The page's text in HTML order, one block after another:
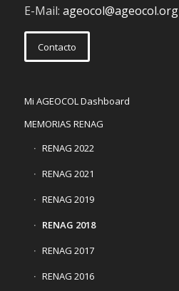
E-Mail: ageocol@ageocol.org
Contacto
Mi AGEOCOL Dashboard
MEMORIAS RENAG
RENAG 2022
RENAG 2021
RENAG 2019
RENAG 2018
RENAG 2017
RENAG 2016